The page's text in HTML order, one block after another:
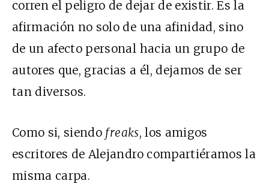
corren el peligro de dejar de existir. Es la
afirmación no solo de una afinidad, sino
de un afecto personal hacia un grupo de
autores que, gracias a él, dejamos de ser
tan diversos.
Como si, siendo freaks, los amigos
escritores de Alejandro compartiéramos la
misma carpa.